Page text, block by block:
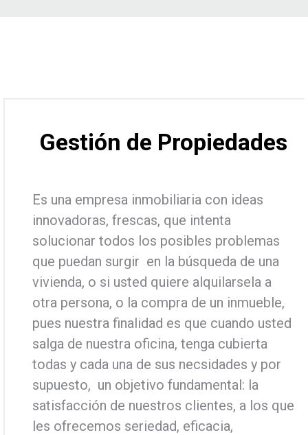
Gestión de Propiedades
Es una empresa inmobiliaria con ideas
innovadoras, frescas, que intenta
solucionar todos los posibles problemas
que puedan surgir en la búsqueda de una
vivienda, o si usted quiere alquilarsela a
otra persona, o la compra de un inmueble,
pues nuestra finalidad es que cuando usted
salga de nuestra oficina, tenga cubierta
todas y cada una de sus necsidades y por
supuesto, un objetivo fundamental: la
satisfacción de nuestros clientes, a los que
les ofrecemos seriedad, eficacia,